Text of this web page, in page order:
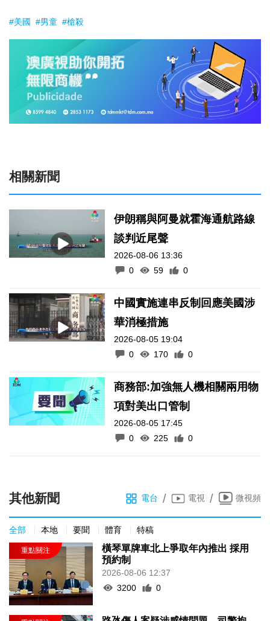
#美國 #男童 #槍殺
相關新聞
伊朗稱與阿曼就霍海通航路線
談判近尾聲
2026-08-06 13:36
0
59 0
中國實施連串反制回應美國涉
華消極措施
2026-08-05 19:04
0
170 0
商務部:加強無人機相關兩用物
項對美出口管制
2026-08-05 17:45
0
225 0
其他新聞 電台 / 電視 / 微視頻
全部 本地 要聞 體育 特稿
橫琴單牌車北上爭取年內推出 採用
預約制
2026-08-06 12:37
3200
0